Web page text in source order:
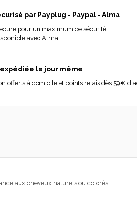
par Payplug - Paypal - Alma
pour un maximum de sécurité
avec Alma
le jour même
offerts à domicile et points relais dès 59€
aux cheveux naturels ou colorés.